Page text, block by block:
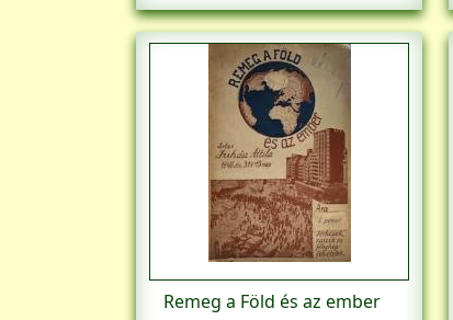
Remeg a Föld és az ember